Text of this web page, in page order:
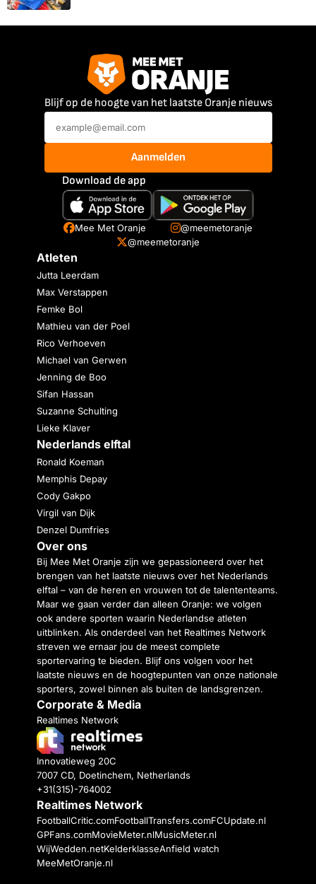
Blijf op de hoogte van het laatste Oranje nieuws
Aanmelden
Download de app
Mee Met Oranje
@meemetoranje
@meemetoranje
Atleten
Jutta Leerdam
Max Verstappen
Femke Bol
Mathieu van der Poel
Rico Verhoeven
Michael van Gerwen
Jenning de Boo
Sifan Hassan
Suzanne Schulting
Lieke Klaver
Nederlands elftal
Ronald Koeman
Memphis Depay
Cody Gakpo
Virgil van Dijk
Denzel Dumfries
Over ons
Bij Mee Met Oranje zijn we gepassioneerd over het
brengen van het laatste nieuws over het Nederlands
elftal – van de heren en vrouwen tot de talententeams.
Maar we gaan verder dan alleen Oranje: we volgen
ook andere sporten waarin Nederlandse atleten
uitblinken. Als onderdeel van het Realtimes Network
streven we ernaar jou de meest complete
sportervaring te bieden. Blijf ons volgen voor het
laatste nieuws en de hoogtepunten van onze nationale
sporters, zowel binnen als buiten de landsgrenzen.
Corporate & Media
Realtimes Network
Innovatieweg 20C
7007 CD, Doetinchem, Netherlands
+31(315)-764002
Realtimes Network
FootballCritic.comFootballTransfers.comFCUpdate.nl
GPFans.comMovieMeter.nlMusicMeter.nl
WijWedden.netKelderklasseAnfield watch
MeeMetOranje.nl